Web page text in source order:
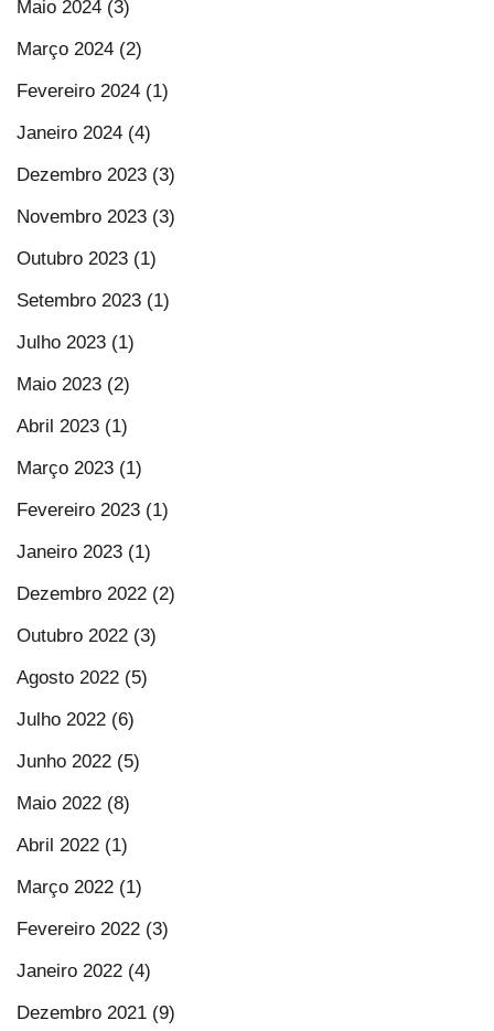
Maio 2024 (3)
Março 2024 (2)
Fevereiro 2024 (1)
Janeiro 2024 (4)
Dezembro 2023 (3)
Novembro 2023 (3)
Outubro 2023 (1)
Setembro 2023 (1)
Julho 2023 (1)
Maio 2023 (2)
Abril 2023 (1)
Março 2023 (1)
Fevereiro 2023 (1)
Janeiro 2023 (1)
Dezembro 2022 (2)
Outubro 2022 (3)
Agosto 2022 (5)
Julho 2022 (6)
Junho 2022 (5)
Maio 2022 (8)
Abril 2022 (1)
Março 2022 (1)
Fevereiro 2022 (3)
Janeiro 2022 (4)
Dezembro 2021 (9)